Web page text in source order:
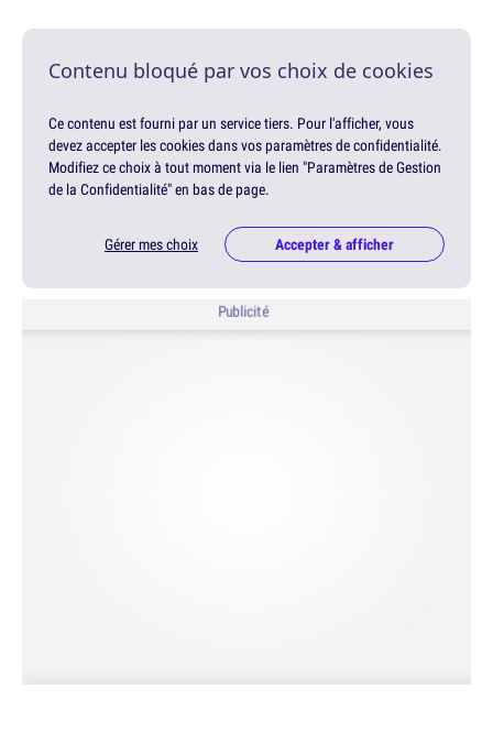
Contenu bloqué par vos choix de cookies
Ce contenu est fourni par un service tiers. Pour l'afficher, vous
devez accepter les cookies dans vos paramètres de confidentialité.
Modifiez ce choix à tout moment via le lien "Paramètres de Gestion
de la Confidentialité" en bas de page.
Gérer mes choix Accepter & afficher
Publicité